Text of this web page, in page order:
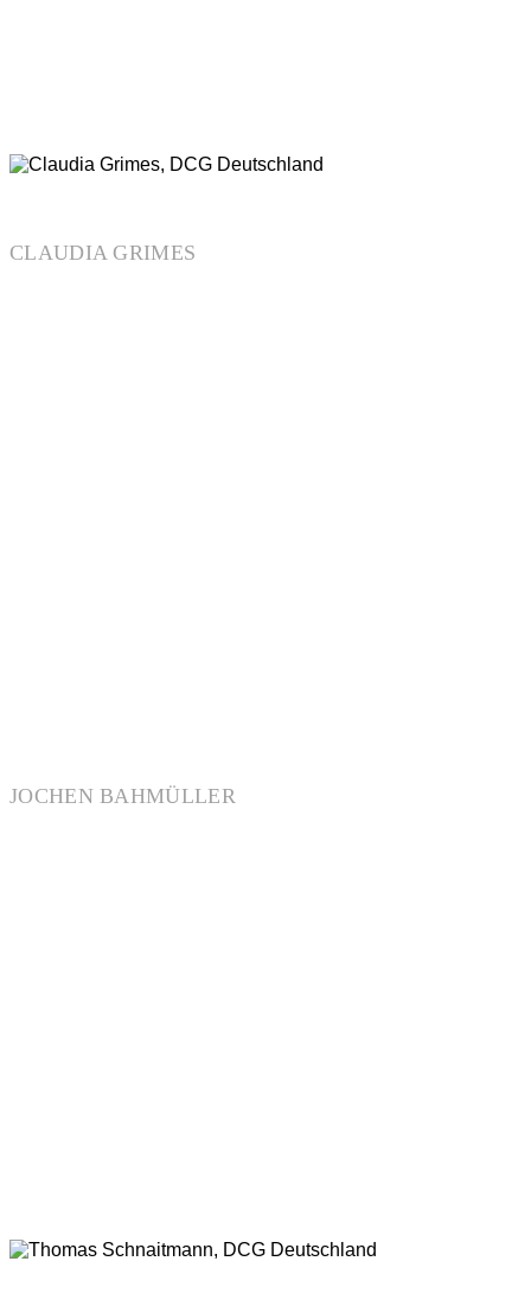
CLAUDIA GRIMES
JOCHEN BAHMÜLLER